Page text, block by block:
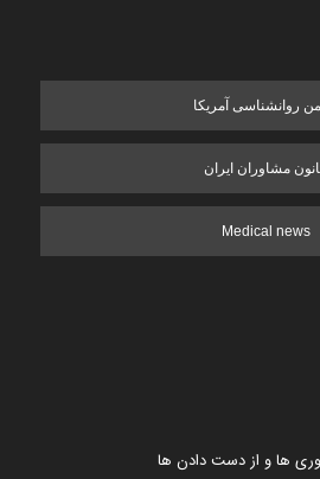
روانشناسی آمریکا
مشاوران ایران
Medical news
ها و از دست دادن ها